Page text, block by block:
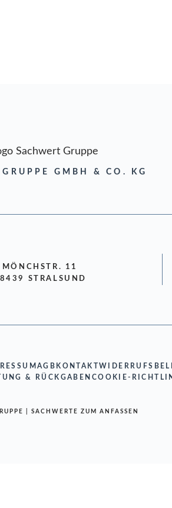
GMBH & CO. KG
MÖNCHSTR. 11
STRALSUND
AGB KONTAKT
& RÜCKGABEN COOKIE-
| SACHWERTE ZUM ANFASSEN